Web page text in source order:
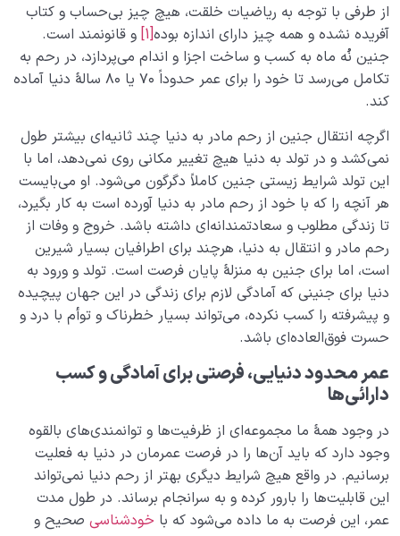
از طرفی با توجه به ریاضیات خلقت، هیچ چیز بی‌حساب و کتاب
آفریده نشده و همه چیز دارای اندازه بوده[1]
و قانونمند است.
جنین نُه ماه به کسب و ساخت اجزا و اندام می‌پردازد، در رحم به
تکامل می‌رسد تا خود را برای عمر حدوداً ۷۰ یا ۸۰ سالۀ دنیا آماده
کند.
اگرچه انتقال جنین از رحم مادر به دنیا چند ثانیه‌ای بیشتر طول
نمی‌کشد و در تولد به دنیا هیچ تغییر مکانی روی نمی‌دهد، اما با
این تولد شرایط زیستی جنین کاملاً دگرگون می‌شود. او می‌بایست
هر آنچه را که با خود از رحم مادر به دنیا آورده‌ است به کار بگیرد،
تا زندگی مطلوب و سعادتمندانه‌ای داشته ‌باشد. خروج و وفات از
رحم مادر و انتقال به دنیا، هرچند برای اطرافیان بسیار شیرین
است، اما برای جنین به منزلۀ پایان فرصت است. تولد و ورود به
دنیا برای جنینی که آمادگی لازم برای زندگی در این جهان پیچیده
و پیشرفته را کسب نکرده، می‌تواند بسیار خطرناک و توأم با درد و
حسرت فوق‌العاده‌ای باشد.
عمر محدود دنیایی، فرصتی برای آمادگی و کسب
دارائی‌ها
در وجود همۀ ما مجموعه‌ای از ظرفیت‌ها و توانمندی‌های بالقوه
وجود دارد که باید آن‌ها را در فرصت عمرمان در دنیا به فعلیت
برسانیم. در واقع هیچ شرایط دیگری بهتر از رحم دنیا نمی‌تواند
این قابلیت‌ها را بارور کرده و به سرانجام برساند. در طول مدت
عمر، این فرصت به ما داده می‌شود که با خودشناسی صحیح و